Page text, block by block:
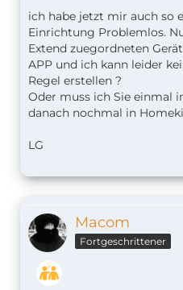
ich habe jetzt mir auch so
Einrichtung Problemlos.
Extend zuegordneten
APP und ich kann leider
Regel erstellen ?
Oder muss ich Sie einmal
danach nochmal in
LG
Macom
Fortgeschrittener